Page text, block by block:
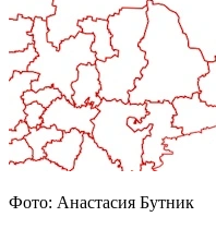
Фото: Анастасия Бутник